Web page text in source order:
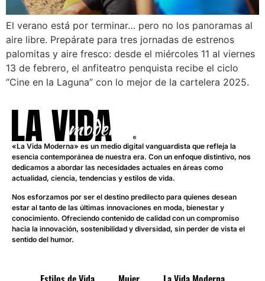
El verano está por terminar… pero no los panoramas al
aire libre. Prepárate para tres jornadas de estrenos
palomitas y aire fresco: desde el miércoles 11 al viernes
13 de febrero, el anfiteatro penquista recibe el ciclo
‘’Cine en la Laguna’’ con lo mejor de la cartelera 2025.
«La Vida Moderna» es un medio digital vanguardista que refleja la
esencia contemporánea de nuestra era. Con un enfoque distintivo, nos
dedicamos a abordar las necesidades actuales en áreas como
actualidad, ciencia, tendencias y estilos de vida.
Nos esforzamos por ser el destino predilecto para quienes desean
estar al tanto de las últimas innovaciones en moda, bienestar y
conocimiento. Ofreciendo contenido de calidad con un compromiso
hacia la innovación, sostenibilidad y diversidad, sin perder de vista el
sentido del humor.